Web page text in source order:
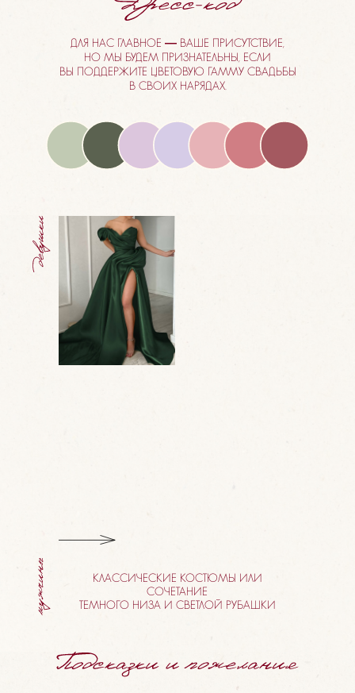
ДЛЯ НАС ГЛАВНОЕ — ВАШЕ ПРИСУТСТВИЕ,
НО МЫ БУДЕМ ПРИЗНАТЕЛЬНЫ, ЕСЛИ
ВЫ ПОДДЕРЖИТЕ ЦВЕТОВУЮ ГАММУ СВАДЬБЫ
В СВОИХ НАРЯДАХ.
КЛАССИЧЕСКИЕ КОСТЮМЫ ИЛИ
СОЧЕТАНИЕ
ТЕМНОГО НИЗА И СВЕТЛОЙ РУБАШКИ